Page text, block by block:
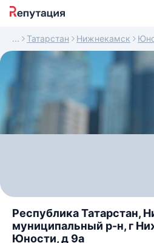
Татарстан Нижнекамск
Республика Татарстан,
муниципальный р-н, г
Юности, д 9а